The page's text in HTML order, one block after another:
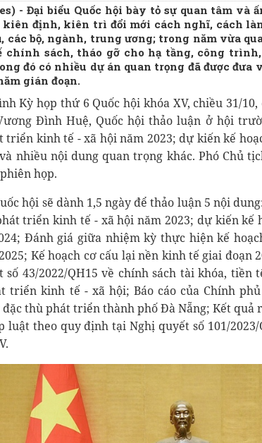
- Đại biểu Quốc hội bày tỏ sự quan tâm và
định, kiên trì đổi mới cách nghĩ, cách
các bộ, ngành, trung ương; trong năm vừa
chính sách, tháo gỡ cho hạ tầng, công
đó có nhiều dự án quan trọng đã được đưa
gián đoạn.
Kỳ họp thứ 6 Quốc hội khóa XV, chiều 31/
Đình Huệ, Quốc hội thảo luận ở hội
triển kinh tế - xã hội năm 2023; dự kiến kế
nhiều nội dung quan trọng khác. Phó Chủ
họp.
hội sẽ dành 1,5 ngày để thảo luận 5 nội
triển kinh tế - xã hội năm 2023; dự kiến kế
Đánh giá giữa nhiệm kỳ thực hiện kế
Kế hoạch cơ cấu lại nền kinh tế giai đoạn
số 43/2022/QH15 về chính sách tài khóa,
triển kinh tế - xã hội; Báo cáo của Chính
đặc thù phát triển thành phố Đà Nẵng; Kết quả
luật theo quy định tại Nghị quyết số 101/